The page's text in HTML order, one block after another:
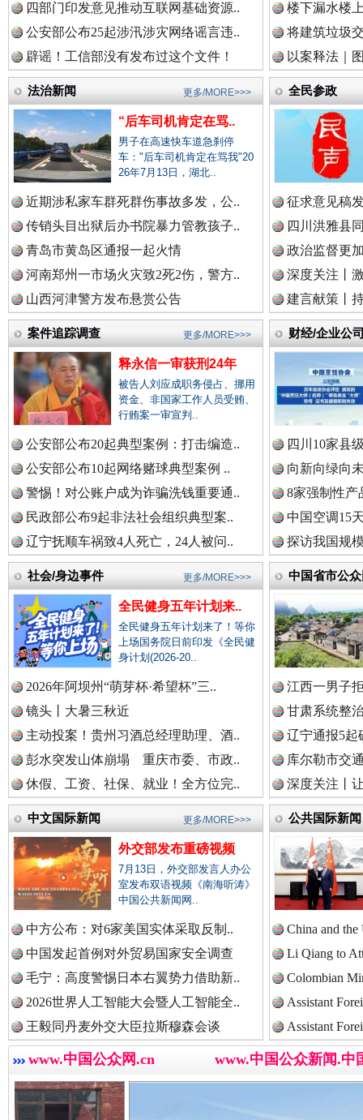
中国视频新闻网.
中国廉政法纪网.
中国律师在线.
中国参政网.中
中国全民新闻网.
中国公众新闻网.
中国公民新闻网.
中国公共新闻网.
中国法制新闻网.
中国法治新闻网.
中国法院新闻网.
中国检察新闻网.
中国医药新闻网.
中国企业新闻网.
中国农业新闻网.
雄关漫道展新颜 “
衣柜里的秘密 高速路
春天里的科技盛宴
巳巳如意，开工大吉！ 三轮上
“后车司机肯定在骂我” 全民健
四部门印发意见推动互联网基础资源..
公安部公布25起涉汛涉灾网络谣言违..
辟谣！工信部没有发布过这个文件！
楼下漏水楼
将建筑垃圾
以案释法｜
法治新闻
“后车司机肯定在骂..
男子在高速快车道急刹停
车："后车司机肯定在骂我"20
26年7月13日，湖北..
近期涉私家车群死群伤事故多发，公..
传销头目出狱后办书院暴力管教孩子..
青岛市黄岛区通报一起火情
河南郑州一市场火灾致2死2伤，警方..
山西河津警方发布悬赏公告
更多/MORE>>> 全民参政
征求意见稿
四川洪雅县
政治监督更
深度关注丨
建言献策丨
案件追踪调查
释永信一审获刑24年
被告人刘应成职务侵占、挪用
资金、非国家工作人员受贿、
行贿案一审宣判..
公安部公布20起典型案例：打击编造..
公安部公布10起网络赌球典型案例 ..
警惕！对公账户成为诈骗洗钱重要通..
民政部公布9起非法社会组织典型案..
辽宁抚顺车祸致4人死亡，24人被问..
更多/MORE>>> 财经/企业公
四川10家县
向新向绿向
8家强制性产
中国空调15
探访我国规
社会/身边事件
全民健身五年计划来..
全民健身五年计划来了！等你
上场国务院日前印发《全民健
身计划(2026-20..
2026年阿坝州“萌芽杯·希望杯”三..
镜头丨大暑三秋近
主动投案！贵州习酒总经理助理、酒..
彭水突发山体崩塌 重庆市委、市政..
休假、工资、社保、就业！全方位完..
更多/MORE>>> 中国省市公
江西一男子
甘肃系统整
辽宁通报5起
库尔勒市交
深度关注丨
中文国际新闻
外交部发布重磅视频
7月13日，外交部发言人办公
室发布双语视频《南海听涛》
中国公共新闻网..
中方公布：对6家美国实体采取反制..
中国发起首例对外贸易国家安全调查
毛宁：高度警惕日本右翼势力借助新..
2026世界人工智能大会暨人工智能全..
王毅同丹麦外交大臣拉斯穆森会谈
更多/MORE>>> 公共国际新闻
China and
Li Qiang to
Colombian
Assistant
Assistant
www.中国公众网.cn www.中国公众新闻.中